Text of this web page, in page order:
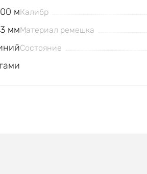
м
мм
Калибр
Материал ремешка
Состояние